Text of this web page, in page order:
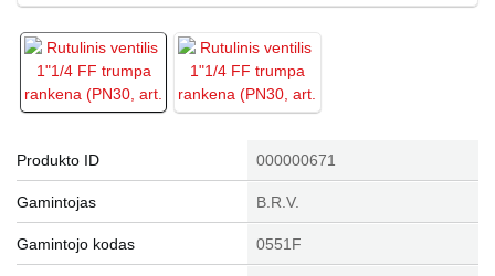
Produkto ID 000000671
Gamintojas B.R.V.
Gamintojo kodas 0551F